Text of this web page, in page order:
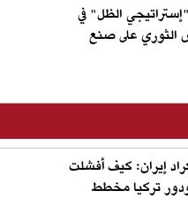
الظل" في
الثوري على صنع
إيران: كيف أفشلت
تركيا مخطط